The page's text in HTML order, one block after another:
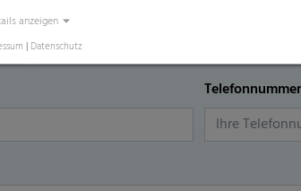
E-Mail
Telefonnummer
anzeigen
| Datenschutz